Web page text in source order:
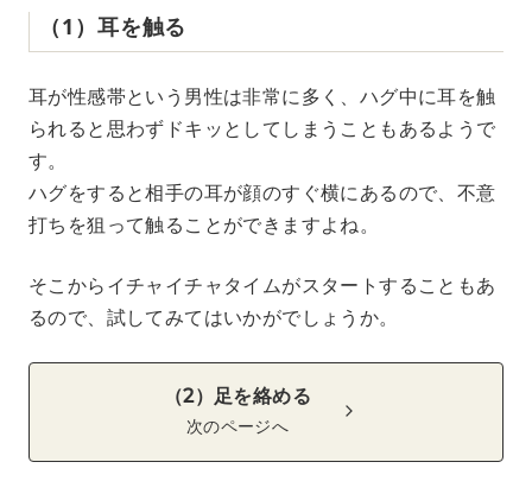
（1）耳を触る
耳が性感帯という男性は非常に多く、ハグ中に耳を触
られると思わずドキッとしてしまうこともあるようで
す。
ハグをすると相手の耳が顔のすぐ横にあるので、不意
打ちを狙って触ることができますよね。
そこからイチャイチャタイムがスタートすることもあ
るので、試してみてはいかがでしょうか。
（2）足を絡める
次のページへ